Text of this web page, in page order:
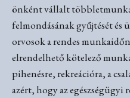
önként vállalt
felmondásának gyűjtését és
orvosok a rendes
elrendelhető kötelező
pihenésre, rekreációra, a
azért, hogy az